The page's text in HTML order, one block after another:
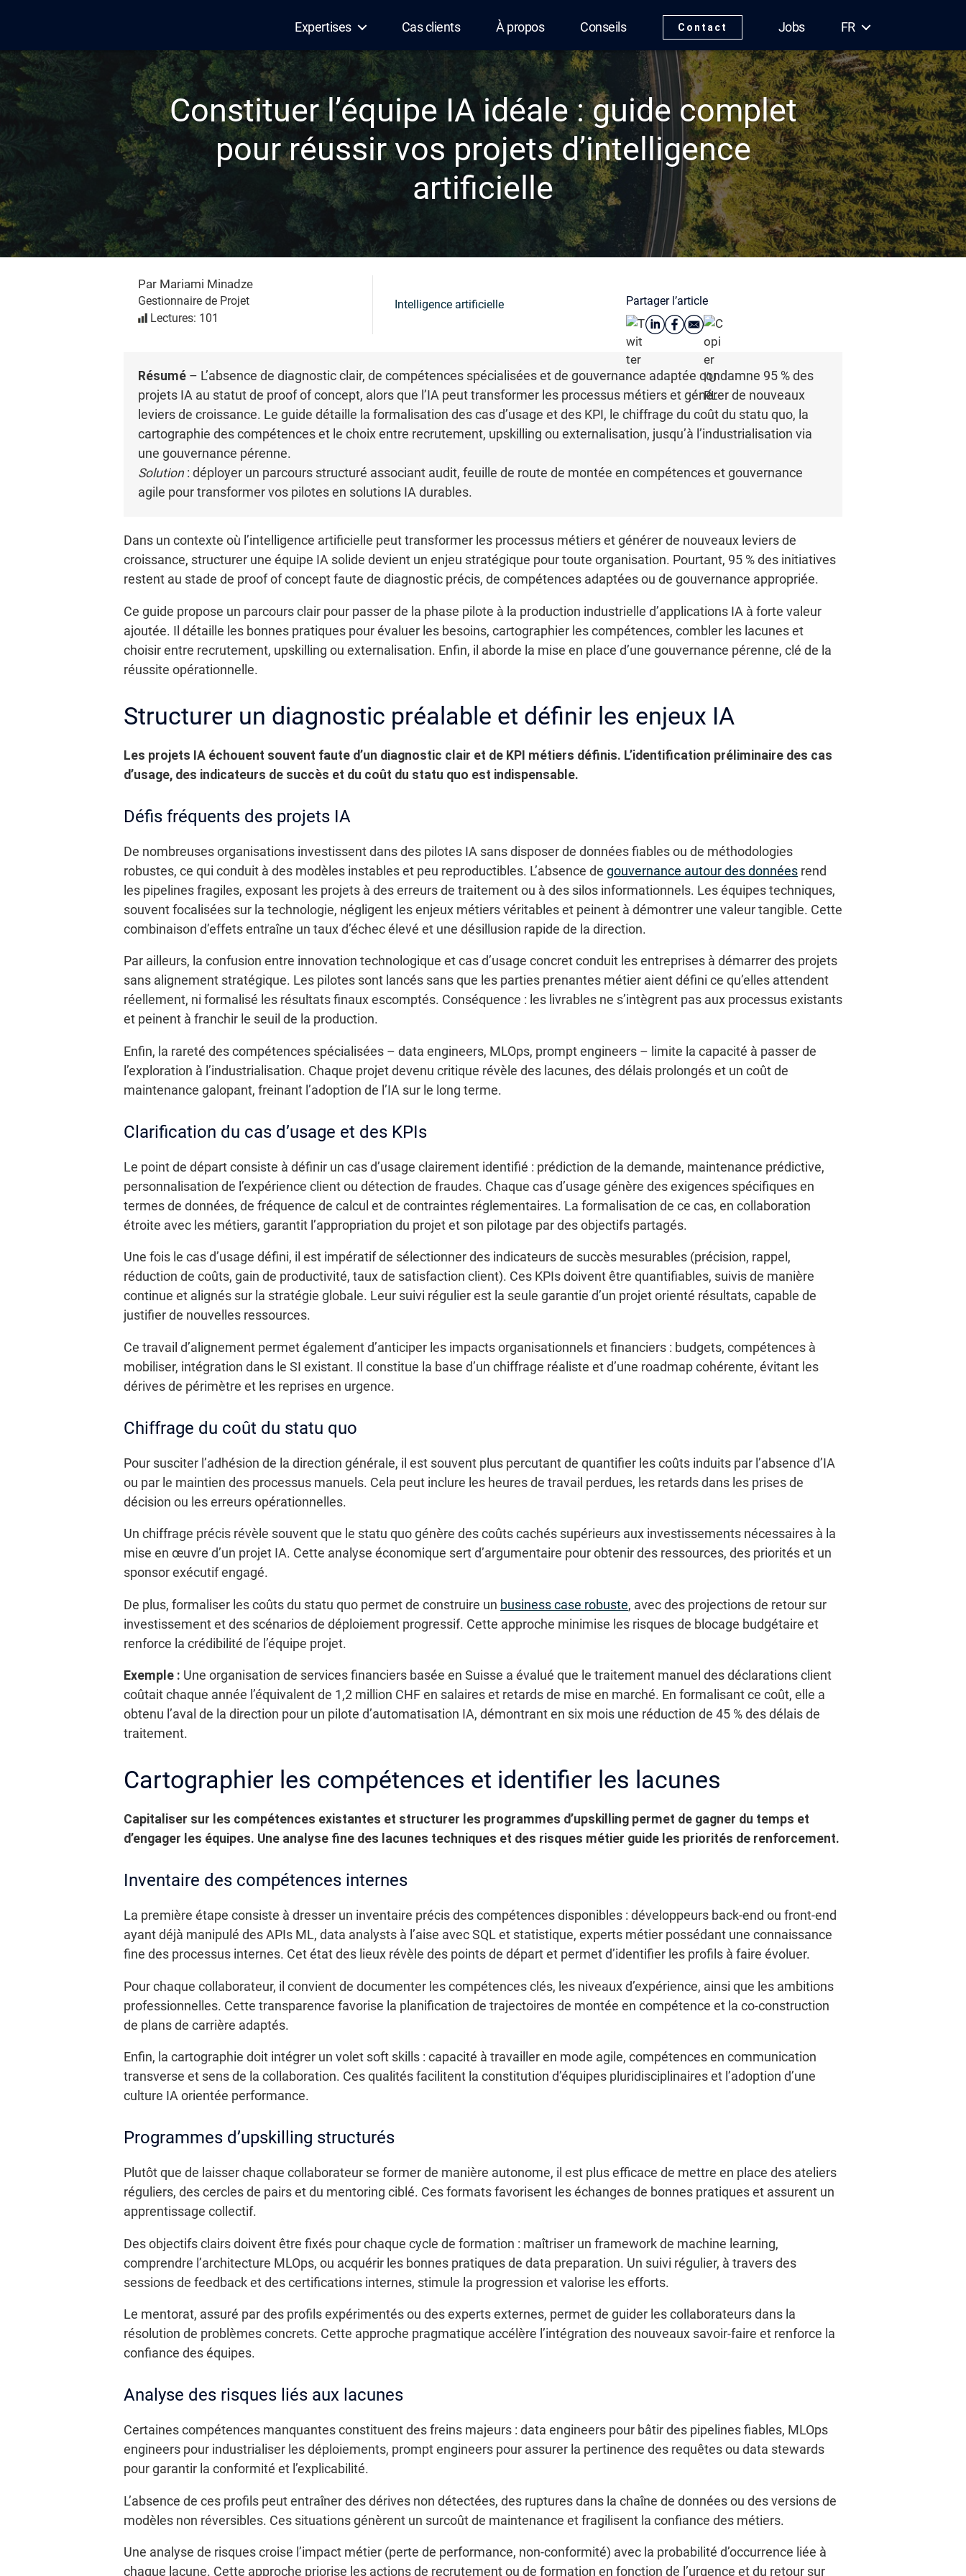
Expertises Cas clients À propos Conseils Contact Jobs FR
Constituer l’équipe IA idéale : guide complet
pour réussir vos projets d’intelligence
artificielle
Par Mariami Minadze
Gestionnaire de Projet
Lectures: 101
Intelligence artificielle Partager l’article
Résumé – L’absence de diagnostic clair, de compétences spécialisées et de gouvernance adaptée condamne 95 % des
projets IA au statut de proof of concept, alors que l’IA peut transformer les processus métiers et générer de nouveaux
leviers de croissance. Le guide détaille la formalisation des cas d’usage et des KPI, le chiffrage du coût du statu quo, la
cartographie des compétences et le choix entre recrutement, upskilling ou externalisation, jusqu’à l’industrialisation via
une gouvernance pérenne.
Solution : déployer un parcours structuré associant audit, feuille de route de montée en compétences et gouvernance
agile pour transformer vos pilotes en solutions IA durables.
Dans un contexte où l’intelligence artificielle peut transformer les processus métiers et générer de nouveaux leviers de
croissance, structurer une équipe IA solide devient un enjeu stratégique pour toute organisation. Pourtant, 95 % des initiatives
restent au stade de proof of concept faute de diagnostic précis, de compétences adaptées ou de gouvernance appropriée.
Ce guide propose un parcours clair pour passer de la phase pilote à la production industrielle d’applications IA à forte valeur
ajoutée. Il détaille les bonnes pratiques pour évaluer les besoins, cartographier les compétences, combler les lacunes et
choisir entre recrutement, upskilling ou externalisation. Enfin, il aborde la mise en place d’une gouvernance pérenne, clé de la
réussite opérationnelle.
Structurer un diagnostic préalable et définir les enjeux IA
Les projets IA échouent souvent faute d’un diagnostic clair et de KPI métiers définis. L’identification préliminaire des cas
d’usage, des indicateurs de succès et du coût du statu quo est indispensable.
Défis fréquents des projets IA
De nombreuses organisations investissent dans des pilotes IA sans disposer de données fiables ou de méthodologies
robustes, ce qui conduit à des modèles instables et peu reproductibles. L’absence de gouvernance autour des données rend
les pipelines fragiles, exposant les projets à des erreurs de traitement ou à des silos informationnels. Les équipes techniques,
souvent focalisées sur la technologie, négligent les enjeux métiers véritables et peinent à démontrer une valeur tangible. Cette
combinaison d’effets entraîne un taux d’échec élevé et une désillusion rapide de la direction.
Par ailleurs, la confusion entre innovation technologique et cas d’usage concret conduit les entreprises à démarrer des projets
sans alignement stratégique. Les pilotes sont lancés sans que les parties prenantes métier aient défini ce qu’elles attendent
réellement, ni formalisé les résultats finaux escomptés. Conséquence : les livrables ne s’intègrent pas aux processus existants
et peinent à franchir le seuil de la production.
Enfin, la rareté des compétences spécialisées – data engineers, MLOps, prompt engineers – limite la capacité à passer de
l’exploration à l’industrialisation. Chaque projet devenu critique révèle des lacunes, des délais prolongés et un coût de
maintenance galopant, freinant l’adoption de l’IA sur le long terme.
Clarification du cas d’usage et des KPIs
Le point de départ consiste à définir un cas d’usage clairement identifié : prédiction de la demande, maintenance prédictive,
personnalisation de l’expérience client ou détection de fraudes. Chaque cas d’usage génère des exigences spécifiques en
termes de données, de fréquence de calcul et de contraintes réglementaires. La formalisation de ce cas, en collaboration
étroite avec les métiers, garantit l’appropriation du projet et son pilotage par des objectifs partagés.
Une fois le cas d’usage défini, il est impératif de sélectionner des indicateurs de succès mesurables (précision, rappel,
réduction de coûts, gain de productivité, taux de satisfaction client). Ces KPIs doivent être quantifiables, suivis de manière
continue et alignés sur la stratégie globale. Leur suivi régulier est la seule garantie d’un projet orienté résultats, capable de
justifier de nouvelles ressources.
Ce travail d’alignement permet également d’anticiper les impacts organisationnels et financiers : budgets, compétences à
mobiliser, intégration dans le SI existant. Il constitue la base d’un chiffrage réaliste et d’une roadmap cohérente, évitant les
dérives de périmètre et les reprises en urgence.
Chiffrage du coût du statu quo
Pour susciter l’adhésion de la direction générale, il est souvent plus percutant de quantifier les coûts induits par l’absence d’IA
ou par le maintien des processus manuels. Cela peut inclure les heures de travail perdues, les retards dans les prises de
décision ou les erreurs opérationnelles.
Un chiffrage précis révèle souvent que le statu quo génère des coûts cachés supérieurs aux investissements nécessaires à la
mise en œuvre d’un projet IA. Cette analyse économique sert d’argumentaire pour obtenir des ressources, des priorités et un
sponsor exécutif engagé.
De plus, formaliser les coûts du statu quo permet de construire un business case robuste, avec des projections de retour sur
investissement et des scénarios de déploiement progressif. Cette approche minimise les risques de blocage budgétaire et
renforce la crédibilité de l’équipe projet.
Exemple : Une organisation de services financiers basée en Suisse a évalué que le traitement manuel des déclarations client
coûtait chaque année l’équivalent de 1,2 million CHF en salaires et retards de mise en marché. En formalisant ce coût, elle a
obtenu l’aval de la direction pour un pilote d’automatisation IA, démontrant en six mois une réduction de 45 % des délais de
traitement.
Cartographier les compétences et identifier les lacunes
Capitaliser sur les compétences existantes et structurer les programmes d’upskilling permet de gagner du temps et
d’engager les équipes. Une analyse fine des lacunes techniques et des risques métier guide les priorités de renforcement.
Inventaire des compétences internes
La première étape consiste à dresser un inventaire précis des compétences disponibles : développeurs back-end ou front-end
ayant déjà manipulé des APIs ML, data analysts à l’aise avec SQL et statistique, experts métier possédant une connaissance
fine des processus internes. Cet état des lieux révèle des points de départ et permet d’identifier les profils à faire évoluer.
Pour chaque collaborateur, il convient de documenter les compétences clés, les niveaux d’expérience, ainsi que les ambitions
professionnelles. Cette transparence favorise la planification de trajectoires de montée en compétence et la co-construction
de plans de carrière adaptés.
Enfin, la cartographie doit intégrer un volet soft skills : capacité à travailler en mode agile, compétences en communication
transverse et sens de la collaboration. Ces qualités facilitent la constitution d’équipes pluridisciplinaires et l’adoption d’une
culture IA orientée performance.
Programmes d’upskilling structurés
Plutôt que de laisser chaque collaborateur se former de manière autonome, il est plus efficace de mettre en place des ateliers
réguliers, des cercles de pairs et du mentoring ciblé. Ces formats favorisent les échanges de bonnes pratiques et assurent un
apprentissage collectif.
Des objectifs clairs doivent être fixés pour chaque cycle de formation : maîtriser un framework de machine learning,
comprendre l’architecture MLOps, ou acquérir les bonnes pratiques de data preparation. Un suivi régulier, à travers des
sessions de feedback et des certifications internes, stimule la progression et valorise les efforts.
Le mentorat, assuré par des profils expérimentés ou des experts externes, permet de guider les collaborateurs dans la
résolution de problèmes concrets. Cette approche pragmatique accélère l’intégration des nouveaux savoir-faire et renforce la
confiance des équipes.
Analyse des risques liés aux lacunes
Certaines compétences manquantes constituent des freins majeurs : data engineers pour bâtir des pipelines fiables, MLOps
engineers pour industrialiser les déploiements, prompt engineers pour assurer la pertinence des requêtes ou data stewards
pour garantir la conformité et l’explicabilité.
L’absence de ces profils peut entraîner des dérives non détectées, des ruptures dans la chaîne de données ou des versions de
modèles non réversibles. Ces situations génèrent un surcoût de maintenance et fragilisent la confiance des métiers.
Une analyse de risques croise l’impact métier (perte de performance, non-conformité) avec la probabilité d’occurrence liée à
chaque lacune. Cette approche priorise les actions de recrutement ou de formation en fonction de l’urgence et du retour sur